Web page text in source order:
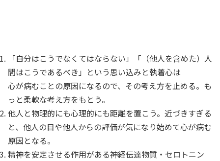
「自分はこうでなくてはならない」「（他人を含めた）人
間はこうであるべき」という思い込みと執着心は
心が病むことの原因になるので、その考え方を止める。も
っと柔軟な考え方をもとう。
他人と物理的にも心理的にも距離を置こう。近づきすぎる
と、他人の目や他人からの評価が気になり始めて心が病む
原因となる。
精神を安定させる作用がある神経伝達物質・セロトニン